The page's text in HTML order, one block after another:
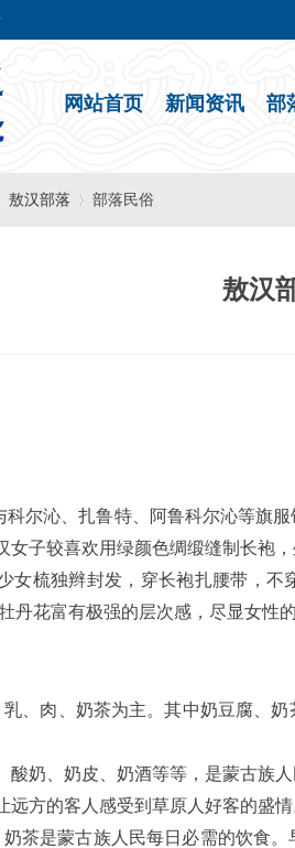
网站首页 新闻资讯 部
敖汉部落 部落民俗
敖汉
尔沁、扎鲁特、阿鲁科尔沁等旗服
女子较喜欢用绿颜色绸缎缝制长袍
女梳独辫封发，穿长袍扎腰带，
丹花富有极强的层次感，尽显女性
、肉、奶茶为主。其中奶豆腐、奶
酸奶、奶皮、奶酒等等，是蒙古族
远方的客人感受到草原人好客的盛
茶是蒙古族人民每日必需的饮食